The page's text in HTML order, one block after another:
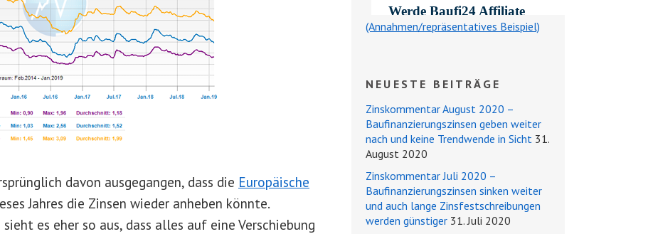
davon ausgegangen, dass die Europäische
Jahres die Zinsen wieder anheben könnte.
es eher so aus, dass alles auf eine Verschiebung
(Annahmen/repräsentatives Beispiel)
NEUESTE BEITRÄGE
Zinskommentar August 2020 –
Baufinanzierungszinsen geben weiter
nach und keine Trendwende in Sicht 31.
August 2020
Zinskommentar Juli 2020 –
Baufinanzierungszinsen sinken weiter
und auch lange Zinsfestschreibungen
werden günstiger 31. Juli 2020